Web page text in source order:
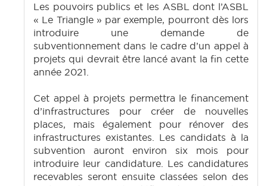
Les pouvoirs publics et les ASBL dont l’ASBL
« Le Triangle » par exemple, pourront dès lors
introduire une demande de
subventionnement dans le cadre d’un appel à
projets qui devrait être lancé avant la fin cette
année 2021.
Cet appel à projets permettra le financement
d’infrastructures pour créer de nouvelles
places, mais également pour rénover des
infrastructures existantes. Les candidats à la
subvention auront environ six mois pour
introduire leur candidature. Les candidatures
recevables seront ensuite classées selon des